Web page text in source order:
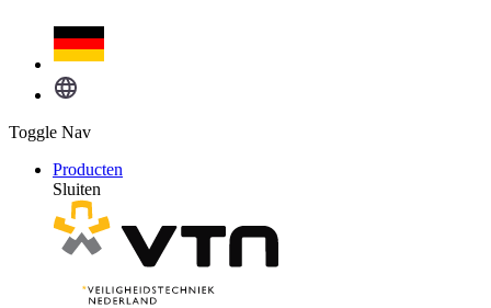
Toggle Nav
Producten
Sluiten